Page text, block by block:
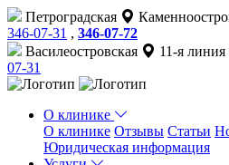
Петроградская
346-07-31 , 346-07-72
Василеостровская
11-я
07-31
О клинике
О клинике Отзывы Статьи
Юридическая информация